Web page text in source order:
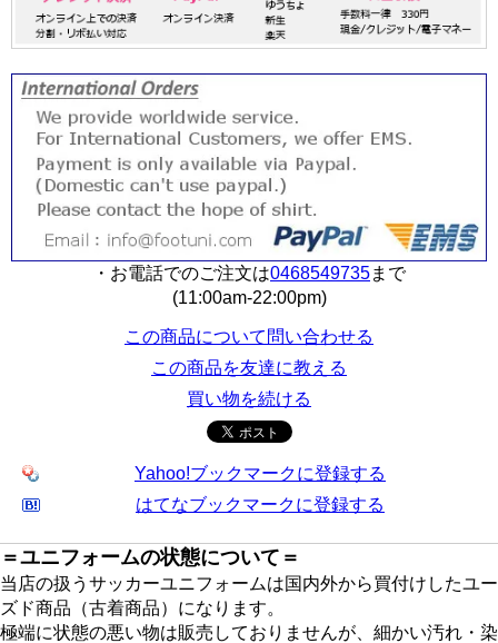
・お電話でのご注文は0468549735まで
(11:00am-22:00pm)
この商品について問い合わせる
この商品を友達に教える
買い物を続ける
Yahoo!ブックマークに登録する
はてなブックマークに登録する
＝ユニフォームの状態について＝
当店の扱うサッカーユニフォームは国内外から買付けしたユー
ズド商品（古着商品）になります。
極端に状態の悪い物は販売しておりませんが、細かい汚れ・染